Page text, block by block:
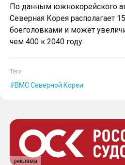
По данным южнокорейского
Северная Корея располагает
боеголовками и может
чем 400 к 2040 году.
Теги
ВМС Северной Кореи
реклама